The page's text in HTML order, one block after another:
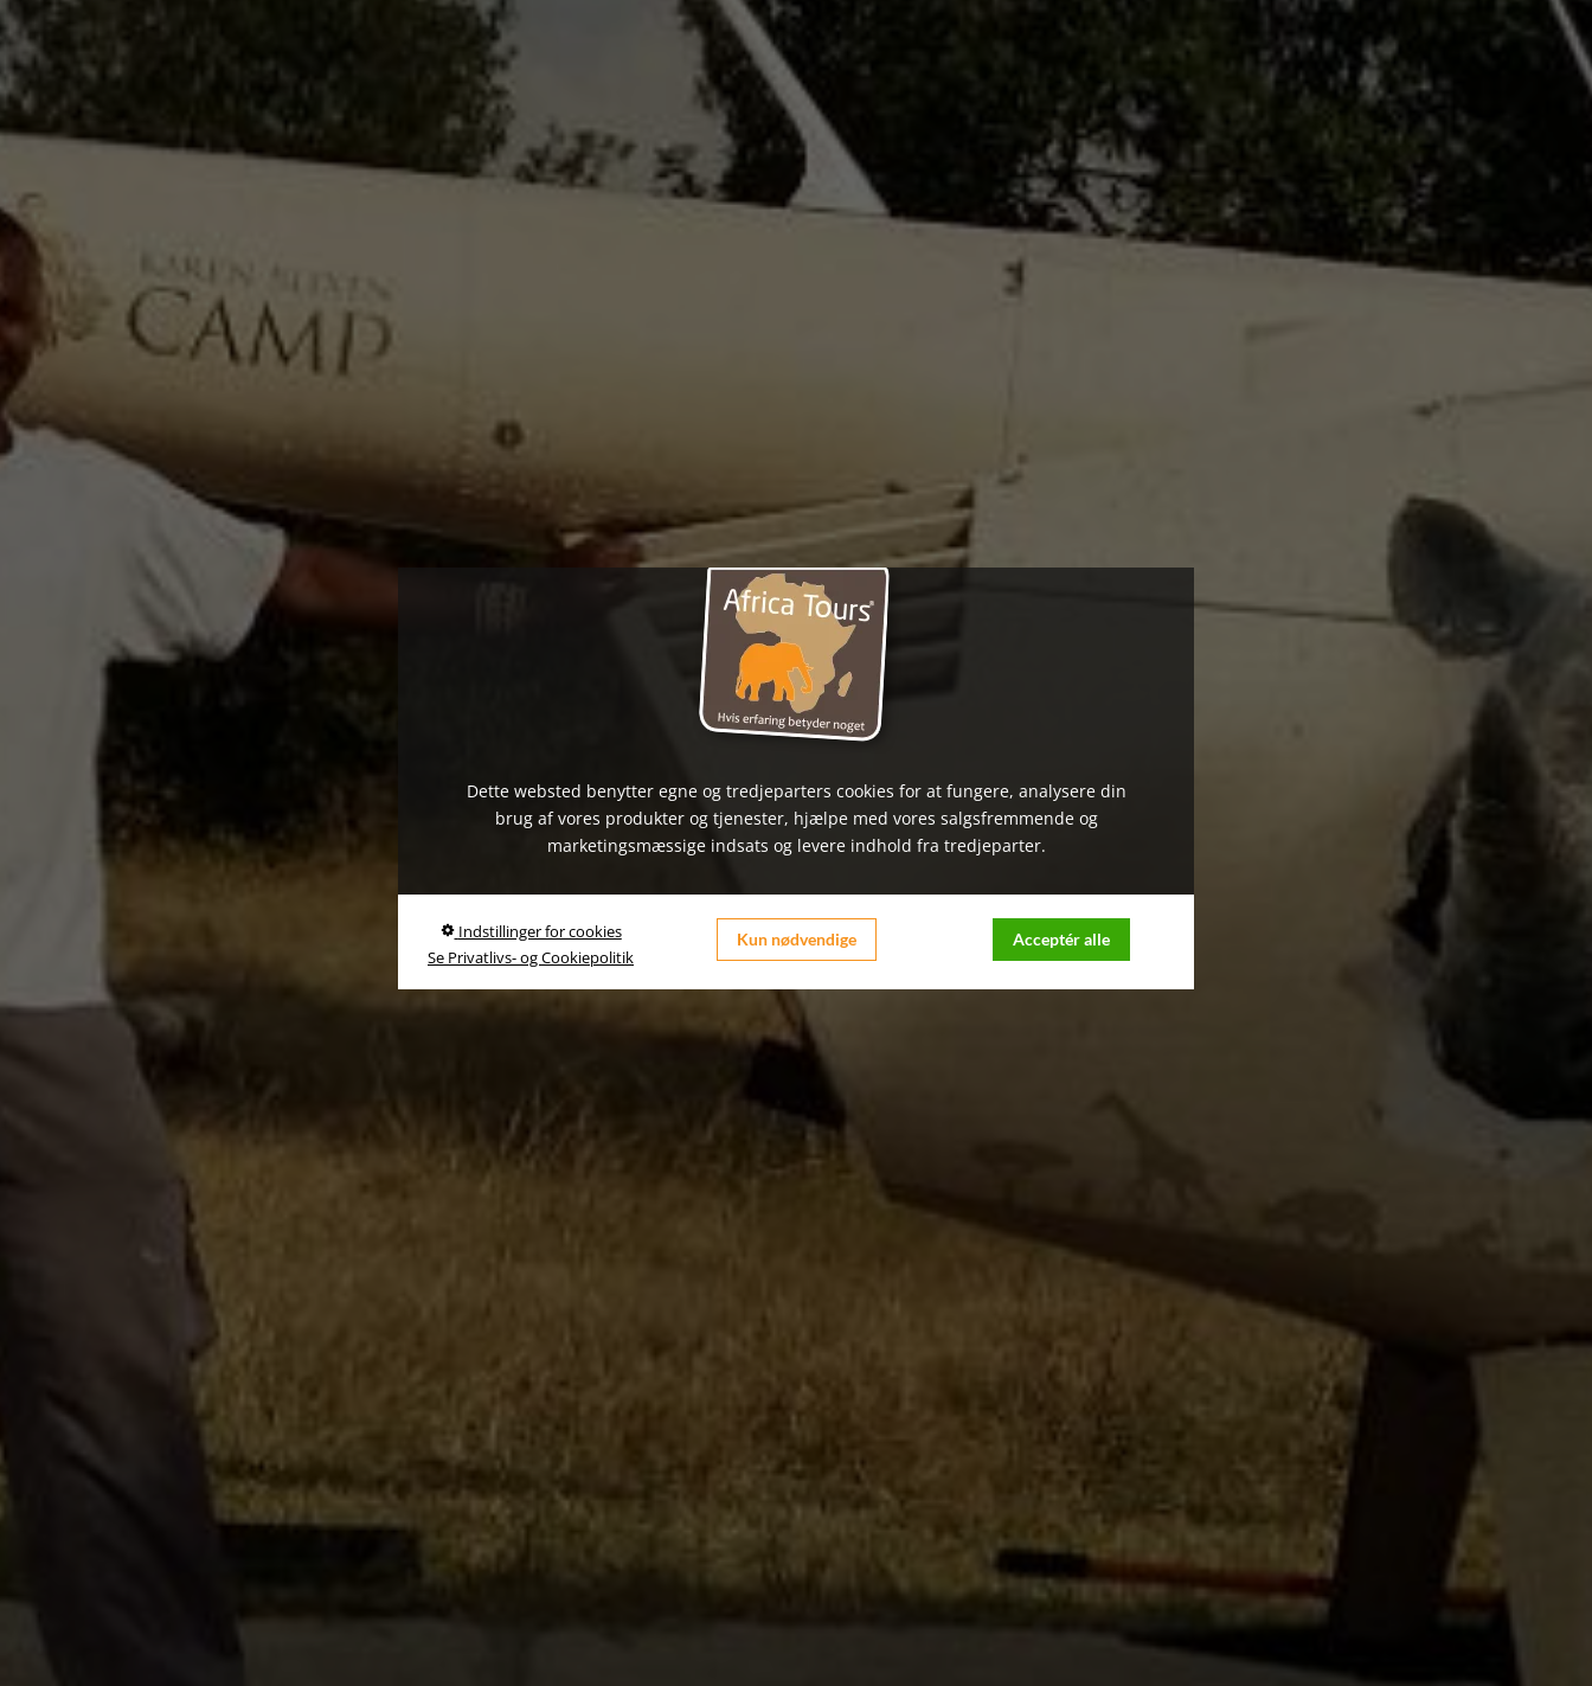
Dette websted benytter egne og tredjeparters cookies for at fungere, analysere din
brug af vores produkter og tjenester, hjælpe med vores salgsfremmende og
marketingsmæssige indsats og levere indhold fra tredjeparter.
Indstillinger for cookies
Se Privatlivs- og Cookiepolitik
Kun nødvendige Acceptér alle